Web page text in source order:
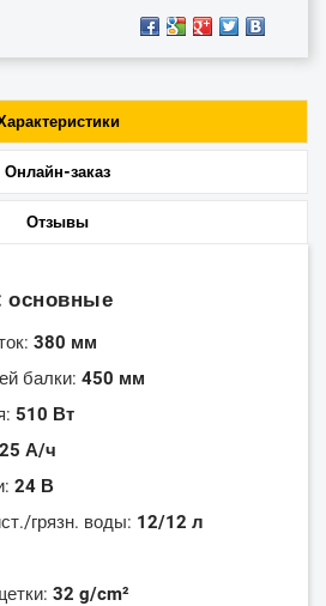
Онлайн-заказ
Отзывы
основные
380 мм
балки: 450 мм
510 Вт
25 А/ч
24 В
грязн. воды: 12/12 л
32 g/cm²